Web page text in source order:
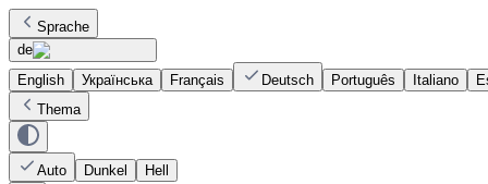
Sprache
de
English
Українська Français Deutsch Português Italiano
Thema
Auto Dunkel Hell